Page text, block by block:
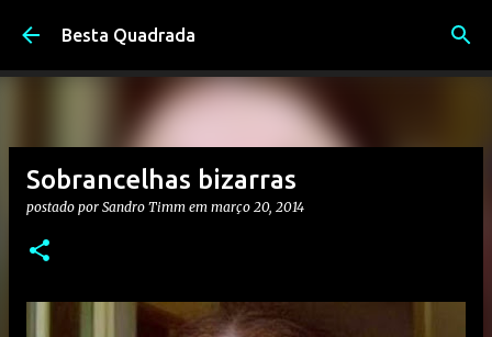
Pular para o conteúdo principal
Besta Quadrada
Sobrancelhas bizarras
postado por Sandro Timm em março 20, 2014